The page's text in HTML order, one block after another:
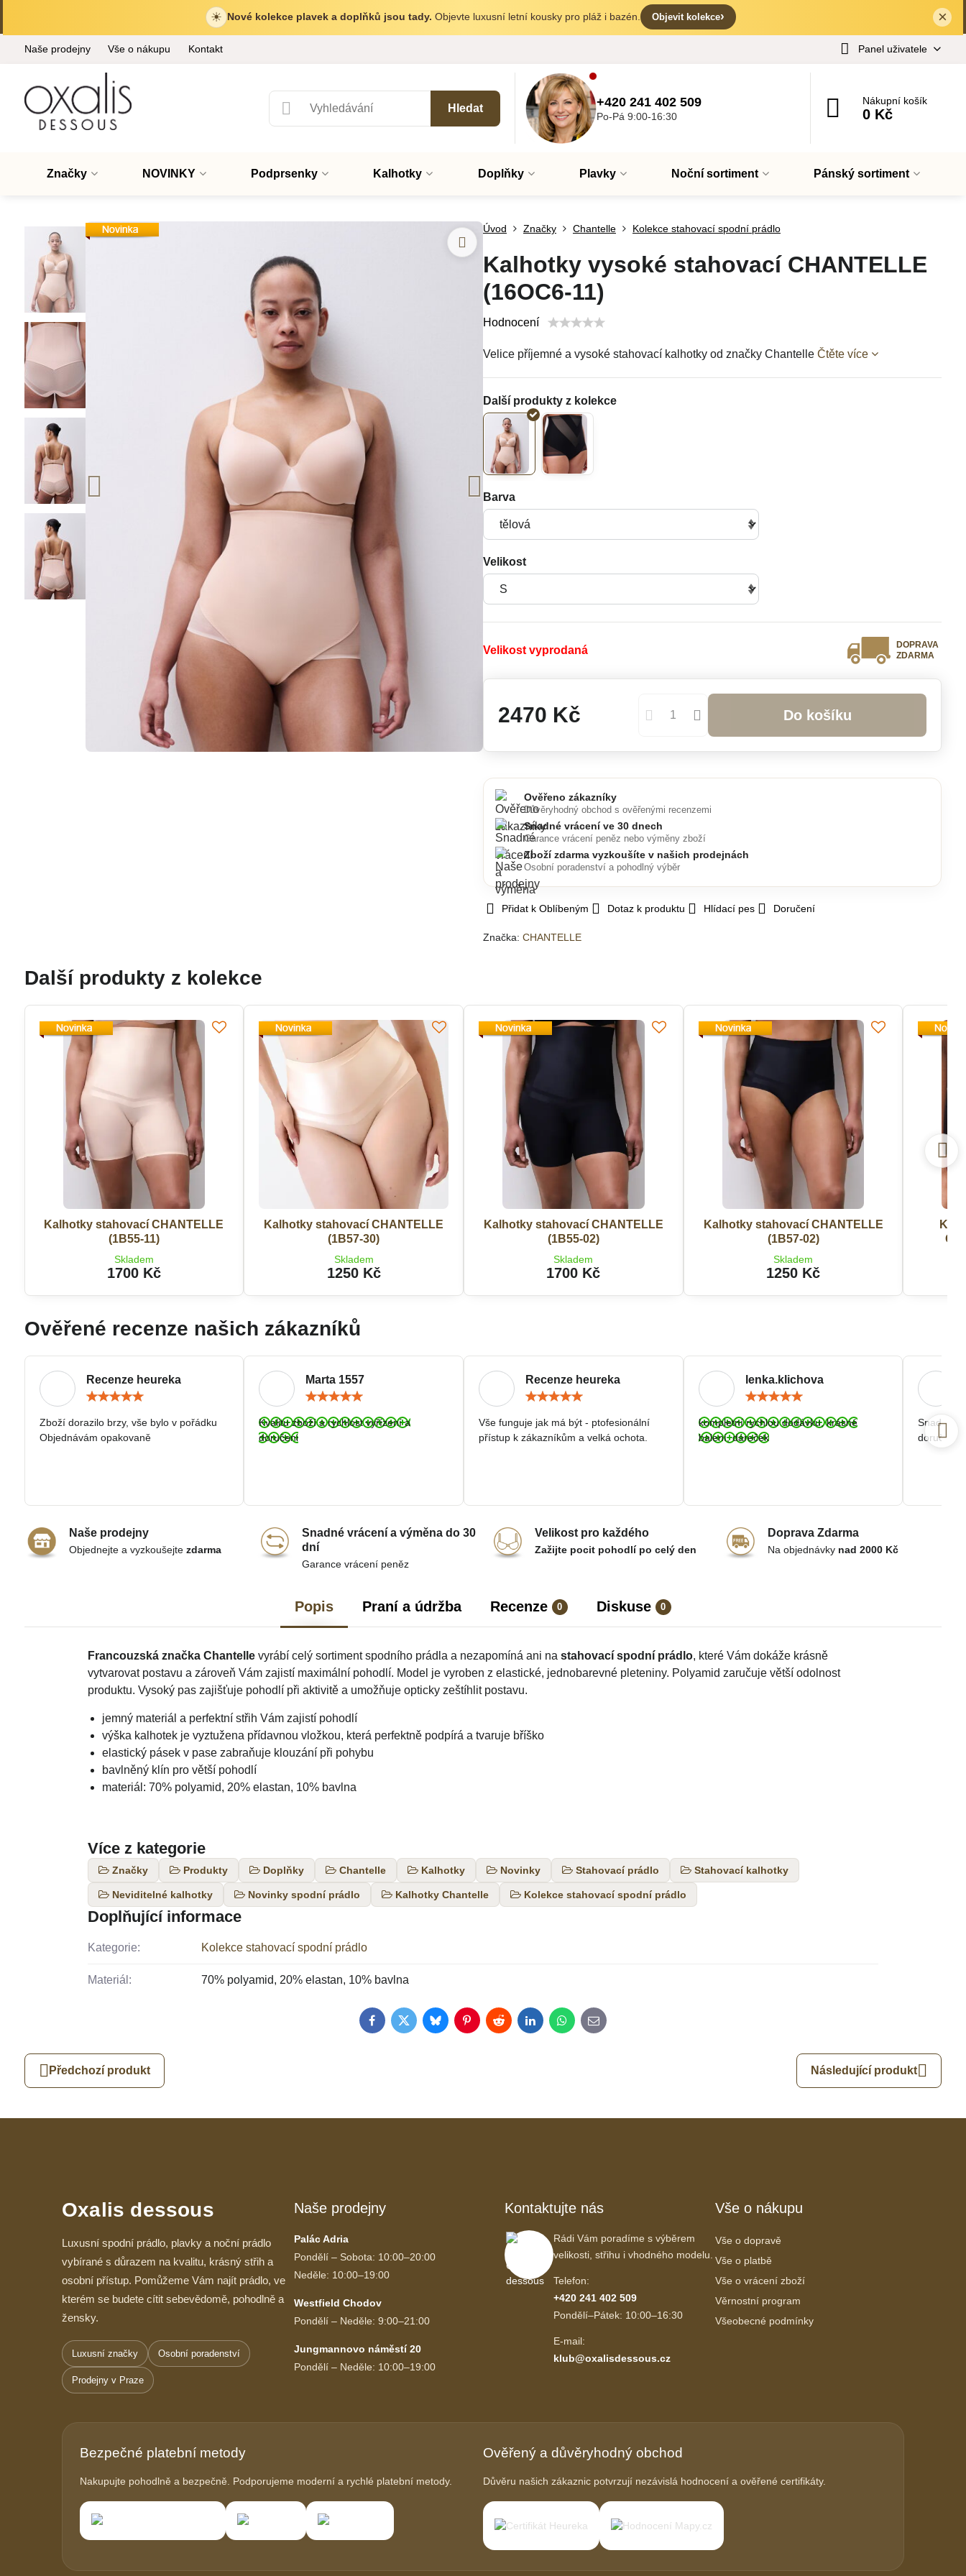
✕×
☀ Nové kolekce plavek a doplňků jsou tady. Objevte luxusní letní kousky pro pláž i bazén. Objevit kolekce›
Naše prodejny Vše o nákupu Kontakt Panel uživatele
Hledat +420 241 402 509
Po-Pá 9:00-16:30
Nákupní košík
0 Kč
Značky NOVINKY Podprsenky Kalhotky Doplňky Plavky Noční sortiment Pánský sortiment
Úvod Značky Chantelle Kolekce stahovací spodní prádlo
Kalhotky vysoké stahovací CHANTELLE
(16OC6-11)
Hodnocení
Velice příjemné a vysoké stahovací kalhotky od značky Chantelle Čtěte více
Barva
Velikost
Velikost vyprodaná
DOPRAVA
ZDARMA
2470 Kč Do košíku
Přidat k Oblíbeným Dotaz k produktu Hlídací pes Doručení
Značka: CHANTELLE
Ověřeno zákazníky
Důvěryhodný obchod s ověřenými recenzemi
Snadné vrácení ve 30 dnech
Garance vrácení peněz nebo výměny zboží
Zboží zdarma vyzkoušíte v našich prodejnách
Osobní poradenství a pohodlný výběr
Popis Praní a údržba Recenze 0 Diskuse 0
Francouzská značka Chantelle vyrábí celý sortiment spodního prádla a nezapomíná ani na stahovací spodní prádlo, které Vám dokáže krásně
vytvarovat postavu a zároveň Vám zajistí maximální pohodlí. Model je vyroben z elastické, jednobarevné pleteniny. Polyamid zaručuje větší odolnost
produktu. Vysoký pas zajišťuje pohodlí při aktivitě a umožňuje opticky zeštíhlit postavu.
jemný materiál a perfektní střih Vám zajistí pohodlí
výška kalhotek je vyztužena přídavnou vložkou, která perfektně podpírá a tvaruje bříško
elastický pásek v pase zabraňuje klouzání při pohybu
bavlněný klín pro větší pohodlí
materiál: 70% polyamid, 20% elastan, 10% bavlna
Více z kategorie
Značky Produkty Doplňky Chantelle Kalhotky Novinky Stahovací prádlo Stahovací kalhotky
Neviditelné kalhotky Novinky spodní prádlo Kalhotky Chantelle Kolekce stahovací spodní prádlo
Doplňující informace
Kategorie: Kolekce stahovací spodní prádlo
Materiál: 70% polyamid, 20% elastan, 10% bavlna
FacebookTwitterBlueskyPinterestRedditLinkedInWhatsApp
E-
mail
Předchozí produkt Následující produkt
Další produkty z kolekce
Kalhotky stahovací CHANTELLE
(1B55-11)
Skladem
1700 Kč
Kalhotky stahovací CHANTELLE
(1B57-30)
Skladem
1250 Kč
Kalhotky stahovací CHANTELLE
(1B55-02)
Skladem
1700 Kč
Kalhotky stahovací CHANTELLE
(1B57-02)
Skladem
1250 Kč
Ověřené recenze našich zákazníků
Recenze heureka
/
5
Zboží dorazilo brzy, vše bylo v pořádku
Objednávám opakovaně
Marta 1557
/
5
Kvalitu zboží a rychlost vyřízení a
doručeni
Recenze heureka
/
5
Vše funguje jak má být - ptofesionální
přístup k zákazníkům a velká ochota.
lenka.klichova
/
5
kompletní rychlou dodávku, krásné
balení, dáreček
Snadná a
doručení.
Naše prodejny
Objednejte a vyzkoušejte zdarma
Snadné vrácení a výměna do 30
dní
Garance vrácení peněz
Velikost pro každého
Zažijte pocit pohodlí po celý den
Doprava Zdarma
Na objednávky nad 2000 Kč
Oxalis dessous
Luxusní spodní prádlo, plavky a noční prádlo
vybírané s důrazem na kvalitu, krásný střih a
osobní přístup. Pomůžeme Vám najít prádlo, ve
kterém se budete cítit sebevědomě, pohodlně a
žensky.
Luxusní značky Osobní poradenství
Prodejny v Praze
Naše prodejny
Palác Adria
Pondělí – Sobota: 10:00–20:00
Neděle: 10:00–19:00
Westfield Chodov
Pondělí – Neděle: 9:00–21:00
Jungmannovo náměstí 20
Pondělí – Neděle: 10:00–19:00
Kontaktujte nás
Rádi Vám poradíme s výběrem
velikosti, střihu i vhodného modelu.
Telefon:
+420 241 402 509
Pondělí–Pátek: 10:00–16:30
E-mail:
klub@oxalisdessous.cz
Vše o nákupu
Vše o dopravě
Vše o platbě
Vše o vrácení zboží
Věrnostní program
Všeobecné podmínky
Bezpečné platební metody
Nakupujte pohodlně a bezpečně. Podporujeme moderní a rychlé platební metody.
Ověřený a důvěryhodný obchod
Důvěru našich zákaznic potvrzují nezávislá hodnocení a ověřené certifikáty.